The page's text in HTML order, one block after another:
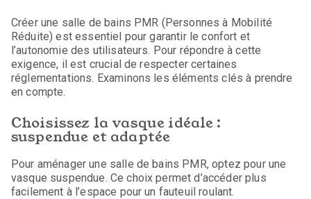
Créer une salle de bains PMR (Personnes à Mobilité
Réduite) est essentiel pour garantir le confort et
l’autonomie des utilisateurs. Pour répondre à cette
exigence, il est crucial de respecter certaines
réglementations. Examinons les éléments clés à prendre
en compte.
Choisissez la vasque idéale :
suspendue et adaptée
Pour aménager une salle de bains PMR, optez pour une
vasque suspendue. Ce choix permet d’accéder plus
facilement à l’espace pour un fauteuil roulant.